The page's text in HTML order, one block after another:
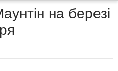
на березі